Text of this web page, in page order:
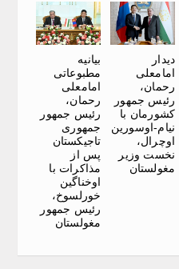
دیدار
امامعلی
رحمان،
رئیس جمهور
کشورمان با
نیام-اوسورین
اوچرال،
نخست وزیر
مغولستان
بیانیه
مطبوعاتی
امامعلی
رحمان،
رئیس جمهور
جمهوری
تاجیکستان
پس از
مذاکرات با
اوخناگین
خورلسوخ،
رئیس جمهور
مغولستان